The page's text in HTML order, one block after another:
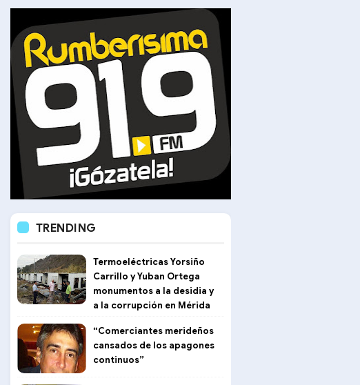
TRENDING
Termoeléctricas Yorsiño
Carrillo y Yuban Ortega
monumentos a la desidia y
a la corrupción en Mérida
“Comerciantes merideños
cansados de los apagones
continuos”